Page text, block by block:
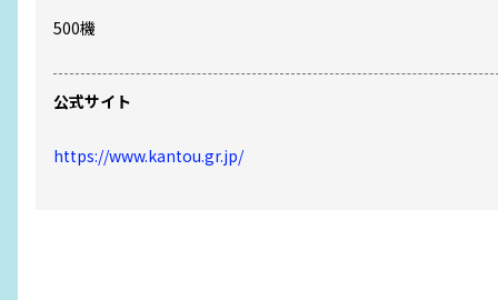
500機
公式サイト
https://www.kantou.gr.jp/